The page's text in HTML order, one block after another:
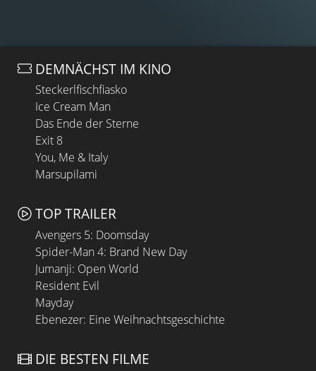
DEMNÄCHST IM KINO
Steckerlfischfiasko
Ice Cream Man
Das Ende der Sterne
Exit 8
You, Me & Italy
Marsupilami
TOP TRAILER
Avengers 5: Doomsday
Spider-Man 4: Brand New Day
Jumanji: Open World
Resident Evil
Mayday
Ebenezer: Eine Weihnachtsgeschichte
DIE BESTEN FILME